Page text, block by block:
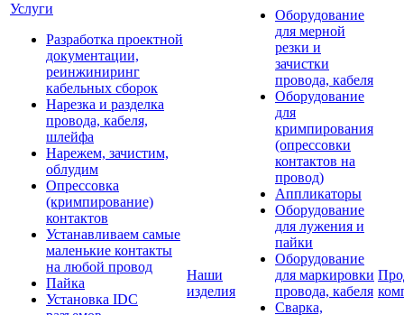
Услуги
Разработка проектной
документации,
реинжиниринг
кабельных сборок
Нарезка и разделка
провода, кабеля,
шлейфа
Нарежем, зачистим,
облудим
Опрессовка
(кримпирование)
контактов
Устанавливаем самые
маленькие контакты
на любой провод
Пайка
Установка IDC
Наши
изделия
Оборудование
для мерной
резки и
зачистки
провода, кабеля
Оборудование
для
кримпирования
(опрессовки
контактов на
провод)
Аппликаторы
Оборудование
для лужения и
пайки
Оборудование
для маркировки
провода, кабеля
Сварка,